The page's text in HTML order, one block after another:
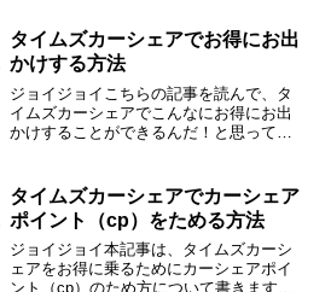
試しサービスをご存知ですか？Amaz...
タイムズカーシェアでお得にお出
かけする方法
ジョイジョイこちらの記事を読んで、タ
イムズカーシェアでこんなにお得にお出
かけすることができるんだ！と思っても
あげてお得に乗るタイムズカーシェア
は、カーシェアポイント（c...
タイムズカーシェアでカーシェア
ポイント（cp）をためる方法
ジョイジョイ本記事は、タイムズカーシ
ェアをお得に乗るためにカーシェアポイ
ント（cp）のため方について書きます。